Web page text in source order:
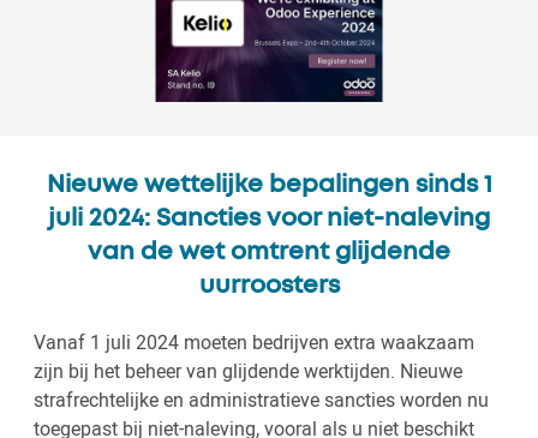
Nieuwe wettelijke bepalingen sinds 1
juli 2024: Sancties voor niet-naleving
van de wet omtrent glijdende
uurroosters
Vanaf 1 juli 2024 moeten bedrijven extra waakzaam
zijn bij het beheer van glijdende werktijden. Nieuwe
strafrechtelijke en administratieve sancties worden nu
toegepast bij niet-naleving, vooral als u niet beschikt